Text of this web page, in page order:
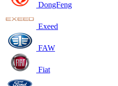
DongFeng
Exeed
FAW
Fiat